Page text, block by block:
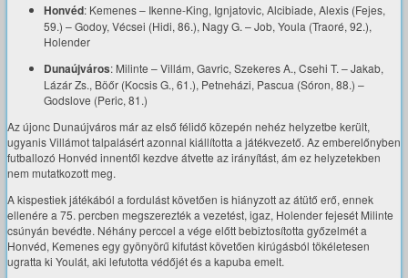
Honvéd: Kemenes – Ikenne-King, Ignjatovic, Alcibiade, Alexis (Fejes,
59.) – Godoy, Vécsei (Hidi, 86.), Nagy G. – Job, Youla (Traoré, 92.),
Holender
Dunaújváros: Milinte – Villám, Gavric, Szekeres A., Csehi T. – Jakab,
Lázár Zs., Böőr (Kocsis G., 61.), Petneházi, Pascua (Sóron, 88.) –
Godslove (Peric, 81.)
Az újonc Dunaújváros már az első félidő közepén nehéz helyzetbe került,
ugyanis Villámot talpalásért azonnal kiállította a játékvezető. Az emberelőnyben
futballozó Honvéd innentől kezdve átvette az irányítást, ám ez helyzetekben
nem mutatkozott meg.
A kispestiek játékából a fordulást követően is hiányzott az átütő erő, ennek
ellenére a 75. percben megszerezték a vezetést, igaz, Holender fejesét Milinte
csúnyán bevédte. Néhány perccel a vége előtt bebiztosította győzelmét a
Honvéd, Kemenes egy gyönyörű kifutást követően kirúgásból tökéletesen
ugratta ki Youlát, aki lefutotta védőjét és a kapuba emelt.